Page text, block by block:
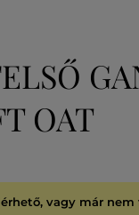
OAT
vagy már nem